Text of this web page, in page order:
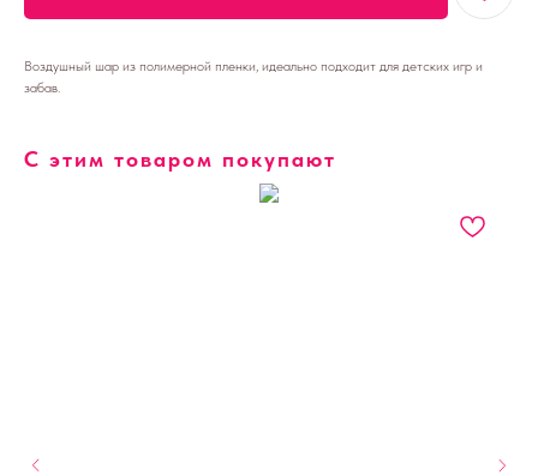
Воздушный шар из полимерной пленки, идеально подходит для детских игр и
забав.
С этим товаром покупают